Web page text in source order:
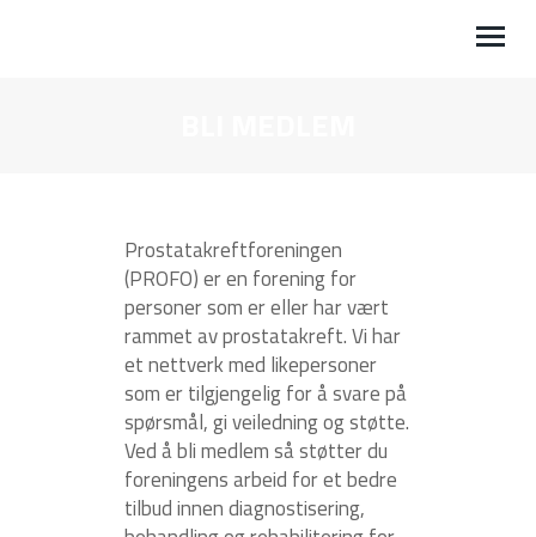
MIN SIDE
TILBAKE TIL PROSTATAKREFT.NO
Prostatakreftforeningen
(PROFO) er en forening for
personer som er eller har vært
rammet av prostatakreft. Vi har
et nettverk med likepersoner
som er tilgjengelig for å svare på
spørsmål, gi veiledning og støtte.
Ved å bli medlem så støtter du
foreningens arbeid for et bedre
tilbud innen diagnostisering,